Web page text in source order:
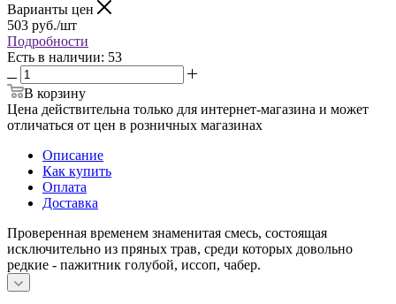
Варианты цен
503 руб./шт
Подробности
Есть в наличии: 53
В корзину
Цена действительна только для интернет-магазина и может
отличаться от цен в розничных магазинах
Описание
Как купить
Оплата
Доставка
Проверенная временем знаменитая смесь, состоящая
исключительно из пряных трав, среди которых довольно
редкие - пажитник голубой, иссоп, чабер.